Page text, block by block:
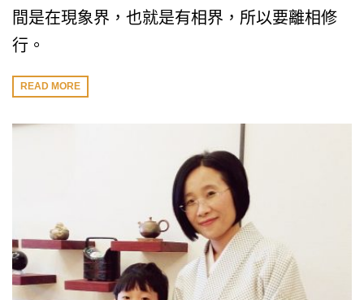
間是在現象界，也就是有相界，所以要離相修
行。
READ MORE